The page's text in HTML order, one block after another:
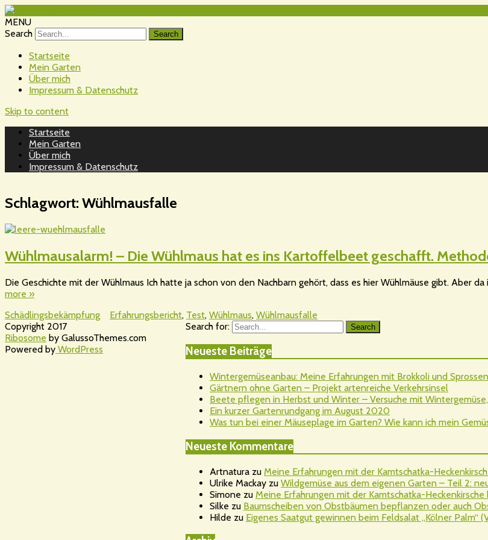
MENU
Search
Startseite
Mein Garten
Über mich
Impressum & Datenschutz
Skip to content
Startseite
Mein Garten
Über mich
Impressum & Datenschutz
Schlagwort: Wühlmausfalle
Wühlmausalarm! – Die Wühlmaus hat es ins Kartoffelbeet geschafft.
Die Geschichte mit der Wühlmaus Ich hatte ja schon von den Nachbarn gehört, dass es hier Wühlmäuse gibt. Aber
more »
Schädlingsbekämpfung
Erfahrungsbericht, Test, Wühlmaus, Wühlmausfalle
Search for:
Search
Neueste Beiträge
Wintergemüseanbau: Meine Erfahrungen mit Brokkoli und
Gärtnern ohne Garten – Projekt artenreiche Verkehrsinsel
Beete pflegen in Herbst und Winter – Versuche mit
Ein kurzer Gartenrundgang im August 2020
Was tun bei einer Mäuseplage im Garten? Wie kann ich mein
Neueste Kommentare
Artnatura zu Meine Erfahrungen mit der Kamtschatka-
Ulrike Mackay zu Wildgemüse aus dem eigenen Garten – Teil 2:
Simone zu Meine Erfahrungen mit der Kamtschatka-
Silke zu Baumscheiben von Obstbäumen bepflanzen oder auch
Hilde zu Eigenes Saatgut gewinnen beim Feldsalat „Kölner Palm“
Copyright 2017
Ribosome by GalussoThemes.com
Powered by WordPress